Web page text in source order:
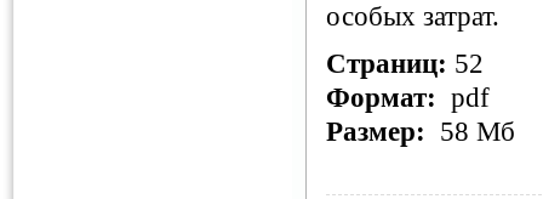
особых затрат.
Страниц: 52
Формат: pdf
Размер: 58 Мб